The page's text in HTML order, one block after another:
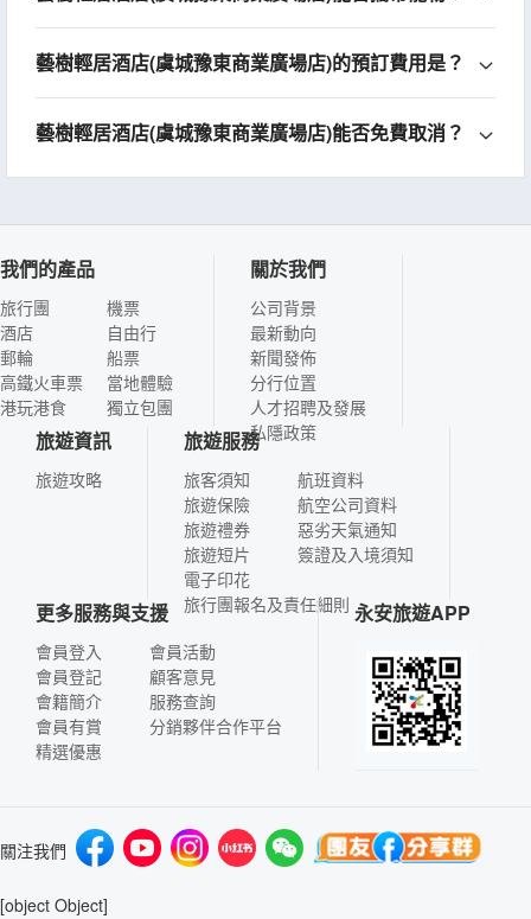
藝樹輕居酒店(虞城豫東商業廣場店)的預訂費用是？
藝樹輕居酒店(虞城豫東商業廣場店)能否免費取消？
我們的產品
旅行團
酒店
郵輪
高鐵火車票
港玩港食
機票
自由行
船票
當地體驗
獨立包團
關於我們
公司背景
最新動向
新聞發佈
分行位置
人才招聘及發展
私隱政策
旅遊資訊
旅遊攻略
旅遊服務
旅客須知
旅遊保險
旅遊禮券
旅遊短片
電子印花
航班資料
航空公司資料
惡劣天氣通知
簽證及入境須知
旅行團報名及責任細則
更多服務與支援
會員登入
會員登記
會籍簡介
會員有賞
精選優惠
會員活動
顧客意見
服務查詢
分銷夥伴合作平台
永安旅遊APP
關注我們
[object Object]